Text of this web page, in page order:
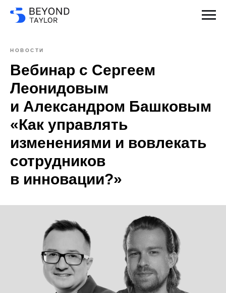
НОВОСТИ
Вебинар с Сергеем
Леонидовым
и Александром Башковым
«Как управлять
изменениями и вовлекать
сотрудников
в инновации?»